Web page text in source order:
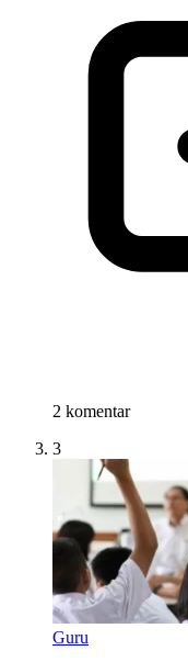
2 komentar
3
Guru